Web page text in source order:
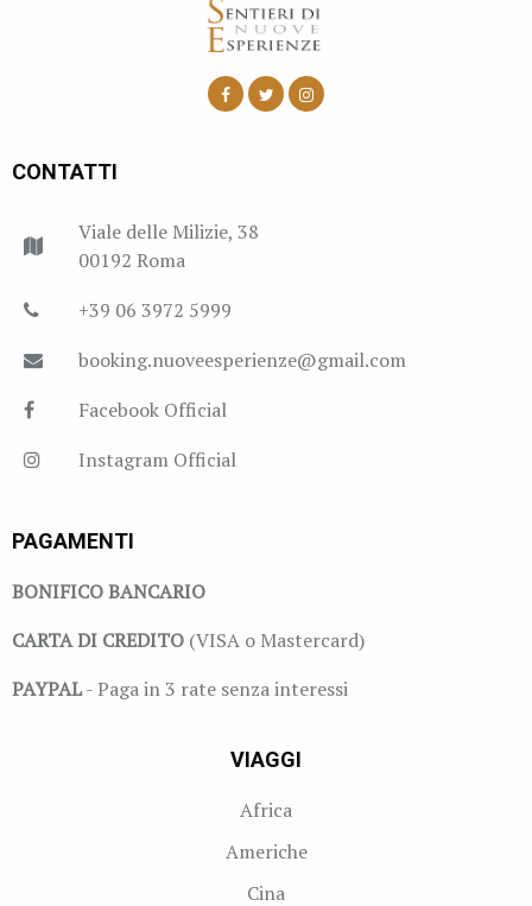
CONTATTI
Viale delle Milizie, 38
00192 Roma
+39 06 3972 5999
booking.nuoveesperienze@gmail.com
Facebook Official
Instagram Official
PAGAMENTI
BONIFICO BANCARIO
CARTA DI CREDITO (VISA o Mastercard)
PAYPAL- Paga in 3 rate senza interessi
VIAGGI
Africa
Americhe
Cina